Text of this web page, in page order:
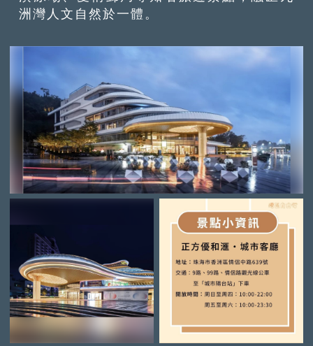
洲灣人文自然於一體。